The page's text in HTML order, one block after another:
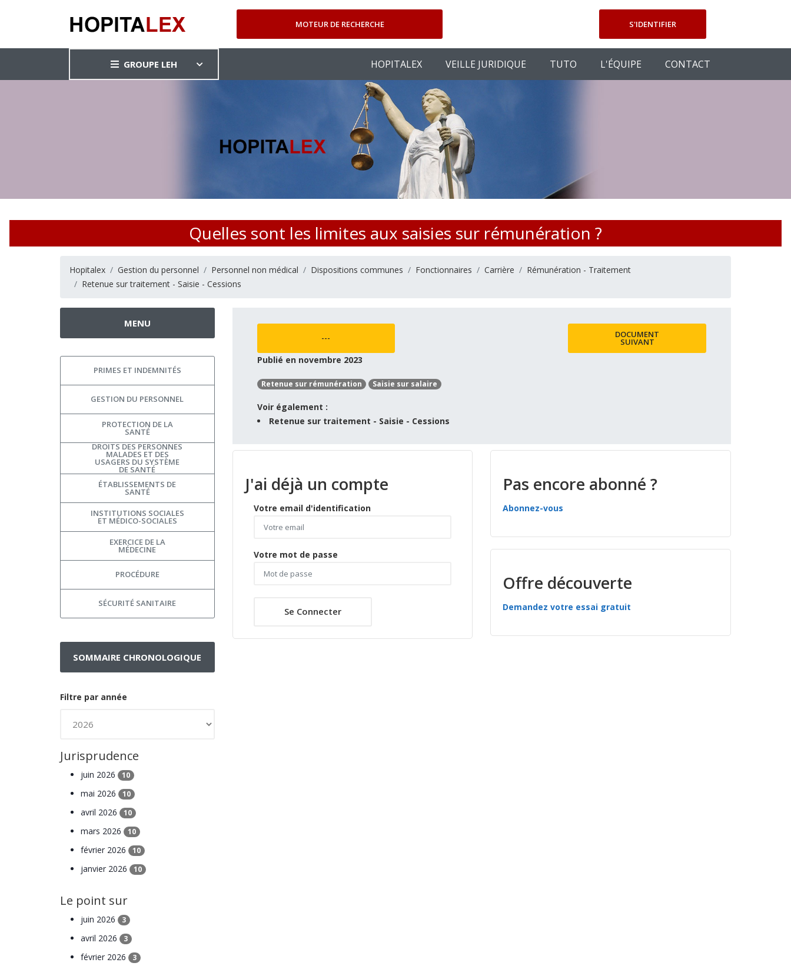
MOTEUR DE RECHERCHE S'IDENTIFIER
GROUPE LEH HOPITALEX VEILLE JURIDIQUE TUTO L'ÉQUIPE CONTACT
Quelles sont les limites aux saisies sur rémunération ?
Hopitalex Gestion du personnel Personnel non médical Dispositions communes Fonctionnaires Carrière
Rémunération - Traitement
Retenue sur traitement - Saisie - Cessions
--- DOCUMENT
SUIVANT
Publié en novembre 2023
Retenue sur rémunération Saisie sur salaire
Voir également :
Retenue sur traitement - Saisie - Cessions
J'ai déjà un compte
Votre email d'identification
Votre mot de passe
Se Connecter
Pas encore abonné ?
Abonnez-vous
Offre découverte
Demandez votre essai gratuit
MENU
PRIMES ET INDEMNITÉS
GESTION DU PERSONNEL
PROTECTION DE LA
SANTÉ
DROITS DES PERSONNES
MALADES ET DES
USAGERS DU SYSTÈME
DE SANTÉ
ÉTABLISSEMENTS DE
SANTÉ
INSTITUTIONS SOCIALES
ET MÉDICO-SOCIALES
EXERCICE DE LA
MÉDECINE
PROCÉDURE
SÉCURITÉ SANITAIRE
SOMMAIRE CHRONOLOGIQUE
Filtre par année
Jurisprudence
juin 2026 10
mai 2026 10
avril 2026 10
mars 2026 10
février 2026 10
janvier 2026 10
Le point sur
juin 2026 3
avril 2026 3
février 2026 3